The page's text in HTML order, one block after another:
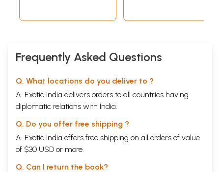
मंगलाचरण
४७१
भरत-हनुमान्-मिलन
रामराज्याभिषेक
४७८
श्रीरामजीका प्रजाको उपदेश
४९४
गरुड़- भुशुण्डि-संवाद
काकभुशुण्डि-लोमश-संवाद
ज्ञान-भक्ति-निरूपण
Frequently Asked Questions
Q. What locations do you deliver to ?
A. Exotic India delivers orders to all countries having
diplomatic relations with India.
Q. Do you offer free shipping ?
A. Exotic India offers free shipping on all orders of value
of $30 USD or more.
Q. Can I return the book?